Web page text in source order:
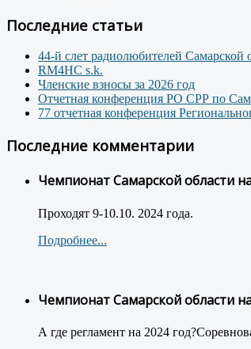
Последние статьи
44-й слет радиолюбителей Самарской
RM4HC s.k.
Членские взносы за 2026 год
Отчетная конференция РО СРР по
77 отчетная конференция
Последние комментарии
Чемпионат Самарской области
Проходят 9-10.10. 2024 года.
Подробнее...
Чемпионат Самарской области
А где регламент на 2024